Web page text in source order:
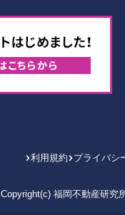
利用規約 プライバシ
Copyright(c) 福岡不動産研究